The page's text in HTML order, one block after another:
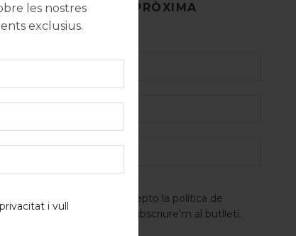
les nostres
exclusius.
i vull
del
A LA TEVA PRÒXIMA
COMPRA.
He llegit i accepto la política de
privacitat
i vull subscriure'm al butlletí.